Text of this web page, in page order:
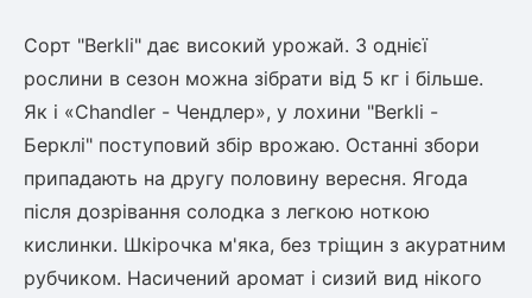
Сорт "Berkli" дає високий урожай. З однієї
рослини в сезон можна зібрати від 5 кг і більше.
Як і «Chandler - Чендлер», у лохини "Berkli -
Берклі" поступовий збір врожаю. Останні збори
припадають на другу половину вересня. Ягода
після дозрівання солодка з легкою ноткою
кислинки. Шкірочка м'яка, без тріщин з акуратним
рубчиком. Насичений аромат і сизий вид нікого